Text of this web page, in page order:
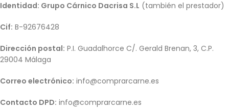
Identidad: Grupo Cárnico Dacrisa S.L (también el prestador)
Cif: B-92676428
Dirección postal: P.I. Guadalhorce C/. Gerald Brenan, 3, C.P.
29004 Málaga
Correo electrónico: info@comprarcarne.es
Contacto DPD: info@comprarcarne.es